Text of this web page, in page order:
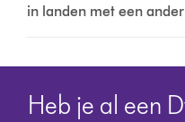
in landen met een
Heb je al een